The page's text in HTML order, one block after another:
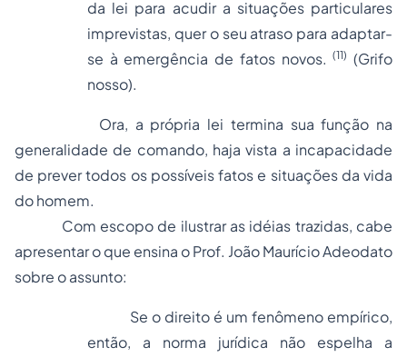
da lei para acudir a situações particulares
imprevistas, quer o seu atraso para adaptar-
se à emergência de fatos novos.(11) (Grifo
nosso).
Ora, a própria lei termina sua função na
generalidade de comando, haja vista a incapacidade
de prever todos os possíveis fatos e situações da vida
do homem.
Com escopo de ilustrar as idéias trazidas, cabe
apresentar o que ensina o Prof. João Maurício Adeodato
sobre o assunto:
Se o direito é um fenômeno empírico,
então, a norma jurídica não espelha a